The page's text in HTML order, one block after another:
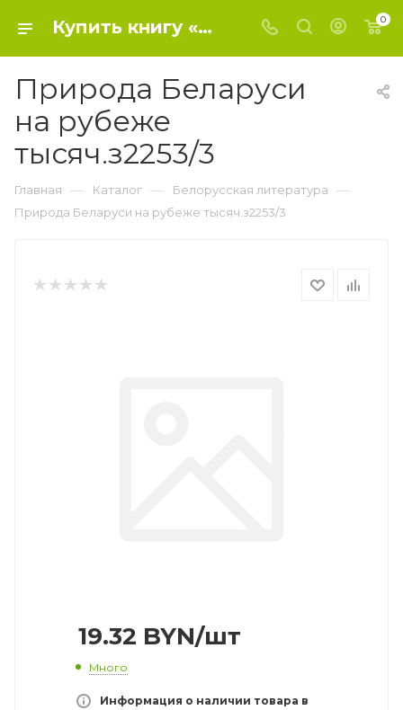
Купить книгу «Природа Беларуси на рубеже тысяч.з2253/3» 2020, - Белорусская литература 0
Природа Беларуси
на рубеже
тысяч.з2253/3
Главная — Каталог — Белорусская литература —
Природа Беларуси на рубеже тысяч.з2253/3
19.32 BYN/шт
Много
Информация о наличии товара в